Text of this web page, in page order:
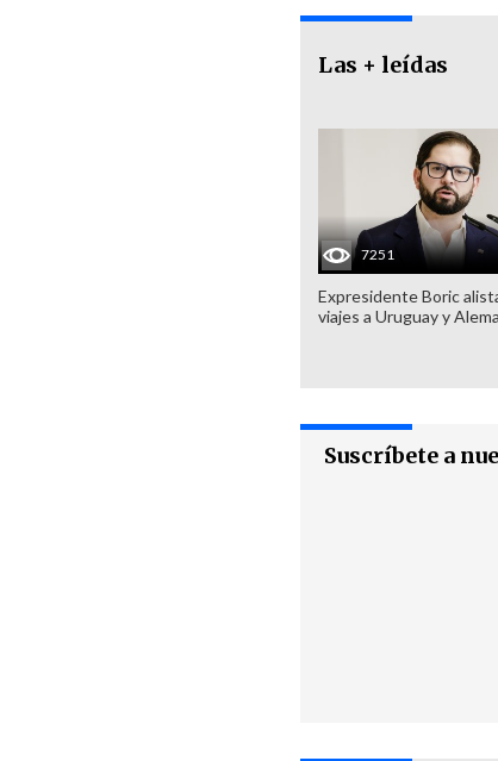
Las + leídas
7251
Expresidente Boric
viajes a Uruguay y
Suscríbete a